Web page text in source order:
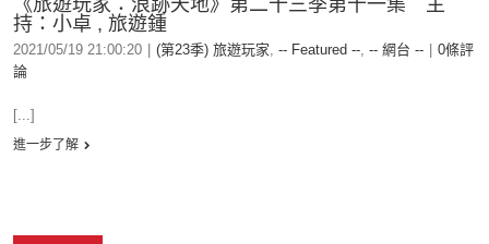
《旅遊玩家：浪跡天地》第二十三季第十一集 主
持：小卓 , 旅遊鍾
2021/05/19 21:00:20 (第23季) 旅遊玩家, -- Featured --, -- 網台 --
0條評
論
[...]
進一步了解